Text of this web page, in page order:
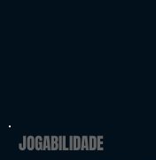
JOGABILIDADE